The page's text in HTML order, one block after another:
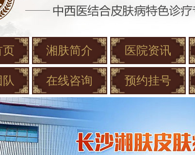
页 湘肤简介 医院资讯
在线咨询 预约挂号